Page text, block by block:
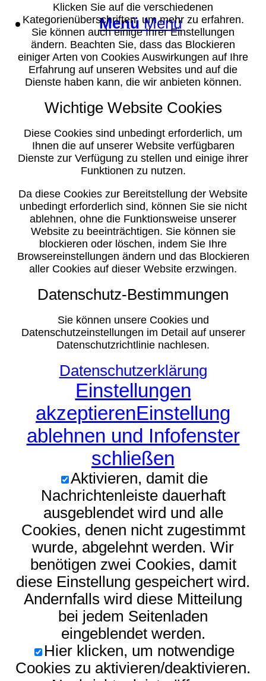
Menü Menü
Klicken Sie auf die verschiedenen
Kategorienüberschriften, um mehr zu erfahren.
Sie können auch einige Ihrer Einstellungen
ändern. Beachten Sie, dass das Blockieren
einiger Arten von Cookies Auswirkungen auf Ihre
Erfahrung auf unseren Websites und auf die
Dienste haben kann, die wir anbieten können.
Wichtige Website Cookies
Diese Cookies sind unbedingt erforderlich, um
Ihnen die auf unserer Website verfügbaren
Dienste zur Verfügung zu stellen und einige ihrer
Funktionen zu nutzen.
Da diese Cookies zur Bereitstellung der Website
unbedingt erforderlich sind, können Sie sie nicht
ablehnen, ohne die Funktionsweise unserer
Website zu beeinträchtigen. Sie können sie
blockieren oder löschen, indem Sie Ihre
Browsereinstellungen ändern und das Blockieren
aller Cookies auf dieser Website erzwingen.
Datenschutz-Bestimmungen
Sie können unsere Cookies und
Datenschutzeinstellungen im Detail auf unserer
Datenschutzrichtlinie nachlesen.
Datenschutzerklärung
Einstellungen
akzeptierenEinstellung
ablehnen und Infofenster
schließen
Aktivieren, damit die
Nachrichtenleiste dauerhaft
ausgeblendet wird und alle
Cookies, denen nicht zugestimmt
wurde, abgelehnt werden. Wir
benötigen zwei Cookies, damit
diese Einstellung gespeichert wird.
Andernfalls wird diese Mitteilung
bei jedem Seitenladen
eingeblendet werden.
Hier klicken, um notwendige
Cookies zu aktivieren/deaktivieren.